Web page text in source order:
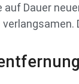
auf Dauer
verlangsamen.